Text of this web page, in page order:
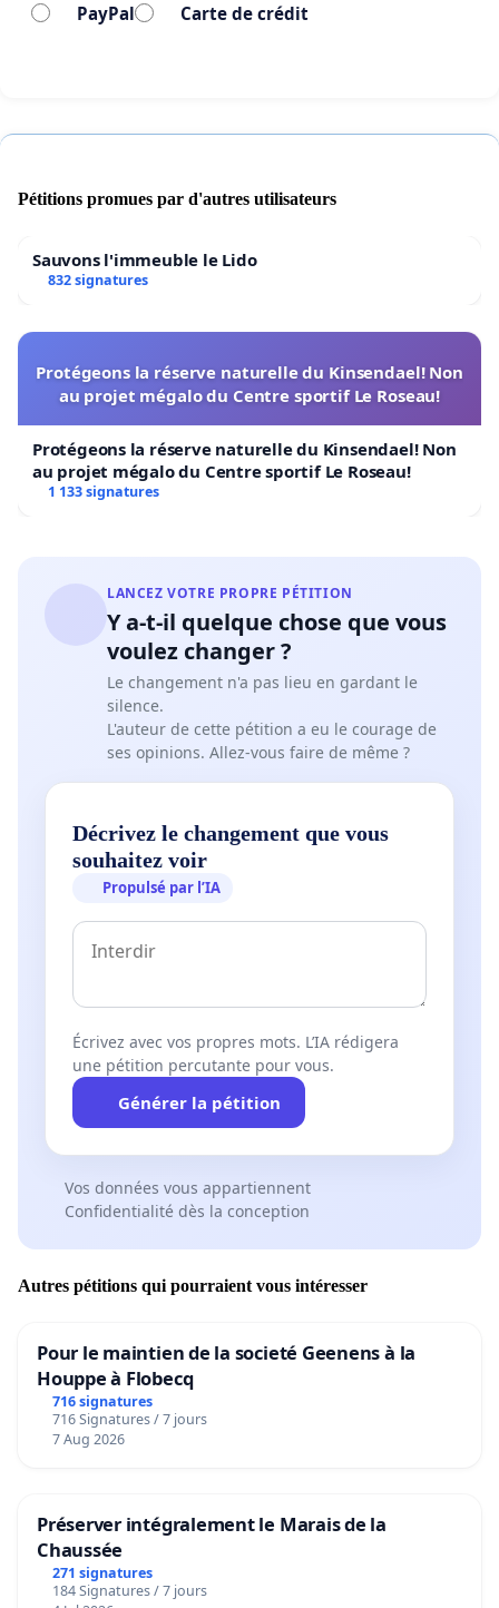
• Problemes administratifs : Impossible de changer
1. Une réponse claire de la part d'Unifiber et de
administratives du retrait de notre rue.
3. L'appui de la Ville de Frameries pour qu'elle
intervienne en tant qu'intermédiaire auprès de
l'opérateur.
PayPal Carte de crédit
Pétitions promues par d'autres utilisateurs
Sauvons l'immeuble le Lido
832 signatures
Protégeons la réserve naturelle du Kinsendael! Non
au projet mégalo du Centre sportif Le Roseau!
Protégeons la réserve naturelle du Kinsendael! Non
au projet mégalo du Centre sportif Le Roseau!
1 133 signatures
LANCEZ VOTRE PROPRE PÉTITION
Y a-t-il quelque chose que vous
voulez changer ?
Le changement n'a pas lieu en gardant le
silence.
L'auteur de cette pétition a eu le courage de
ses opinions. Allez-vous faire de même ?
Décrivez le changement que vous
souhaitez voir
Propulsé par l’IA
Écrivez avec vos propres mots. L’IA rédigera
une pétition percutante pour vous.
Générer la pétition
Vos données vous appartiennent
Confidentialité dès la conception
Autres pétitions qui pourraient vous intéresser
Pour le maintien de la societé Geenens à la
Houppe à Flobecq
716 signatures
716 Signatures / 7 jours
7 Aug 2026
Préserver intégralement le Marais de la
Chaussée
271 signatures
184 Signatures / 7 jours